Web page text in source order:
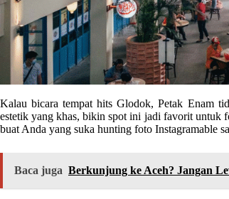
Kalau bicara tempat hits Glodok, Petak Enam
estetik yang khas, bikin spot ini jadi favorit untuk
buat Anda yang suka hunting foto Instagramable
Baca juga Berkunjung ke Aceh? Jangan